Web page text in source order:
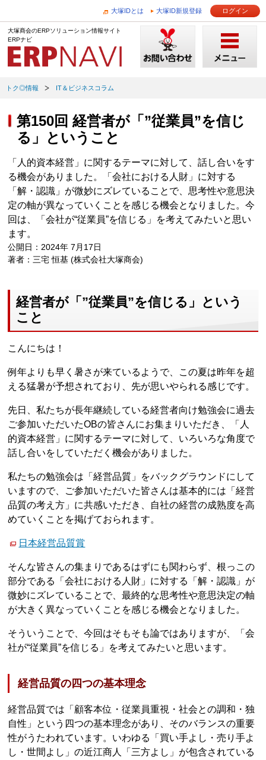
大塚IDとは 大塚ID新規登録 ログイン
大塚商会のERPソリューション情報サイト
ERPナビ
トク◎情報 IT＆ビジネスコラム
第150回 経営者が「”従業員”を信じ
る」ということ
「人的資本経営」に関するテーマに対して、話し合いをす
る機会がありました。「会社における人財」に対する
「解・認識」が微妙にズレていることで、思考性や意思決
定の軸が異なっていくことを感じる機会となりました。今
回は、「会社が“従業員”を信じる」を考えてみたいと思い
ます。
公開日：2024年 7月17日
著者：三宅 恒基 (株式会社大塚商会)
経営者が「”従業員”を信じる」という
こと
こんにちは！
例年よりも早く暑さが来ているようで、この夏は昨年を超
える猛暑が予想されており、先が思いやられる感じです。
先日、私たちが長年継続している経営者向け勉強会に過去
ご参加いただいたOBの皆さんにお集まりいただき、「人
的資本経営」に関するテーマに対して、いろいろな角度で
話し合いをしていただく機会がありました。
私たちの勉強会は「経営品質」をバックグラウンドにして
いますので、ご参加いただいた皆さんは基本的には「経営
品質の考え方」に共感いただき、自社の経営の成熟度を高
めていくことを掲げておられます。
日本経営品質賞
そんな皆さんの集まりであるはずにも関わらず、根っこの
部分である「会社における人財」に対する「解・認識」が
微妙にズレていることで、最終的な思考性や意思決定の軸
が大きく異なっていくことを感じる機会となりました。
そういうことで、今回はそもそも論ではありますが、「会
社が“従業員”を信じる」を考えてみたいと思います。
経営品質の四つの基本理念
経営品質では「顧客本位・従業員重視・社会との調和・独
自性」という四つの基本理念があり、そのバランスの重要
性がうたわれています。いわゆる「買い手よし・売り手よ
し・世間よし」の近江商人「三方よし」が包含されている